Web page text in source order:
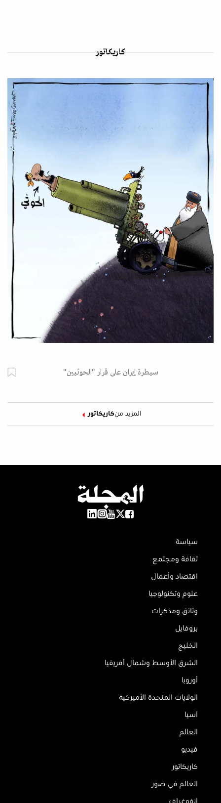
كاريكاتور
سيطرة إيران على قرار "الحوثيين"
المزيد منكاريكاتور
سياسة
ثقافة ومجتمع
اقتصاد وأعمال
علوم وتكنولوجيا
وثائق ومذكرات
بروفايل
الخليج
الشرق الأوسط وشمال أفريقيا
أوروبا
الولايات المتحدة الأميركية
آسيا
العالم
فيديو
كاريكاتور
العالم في صور